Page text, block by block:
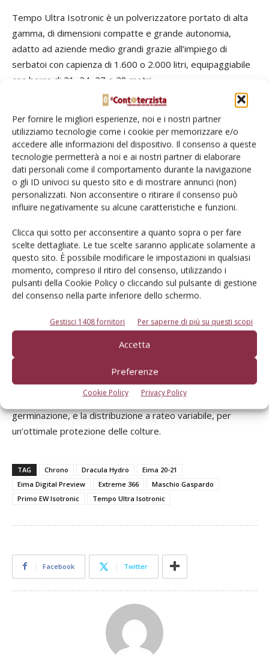
Per fornire le migliori esperienze, noi e i nostri partner
utilizziamo tecnologie come i cookie per memorizzare e/o
accedere alle informazioni del dispositivo. Il consenso a queste
tecnologie permetterà a noi e ai nostri partner di elaborare
dati personali come il comportamento durante la navigazione
o gli ID univoci su questo sito e di mostrare annunci (non)
personalizzati. Non acconsentire o ritirare il consenso può
influire negativamente su alcune caratteristiche e funzioni.
Clicca qui sotto per acconsentire a quanto sopra o per fare
scelte dettagliate. Le tue scelte saranno applicate solamente a
questo sito. È possibile modificare le impostazioni in qualsiasi
momento, compreso il ritiro del consenso, utilizzando i
pulsanti della Cookie Policy o cliccando sul pulsante di gestione
del consenso nella parte inferiore dello schermo.
Gestisci 1408 fornitori Per saperne di più su questi scopi
Accetta
Preferenze
Cookie Policy Privacy Policy
Tempo Ultra Isotronic è un polverizzatore portato di alta
gamma, di dimensioni compatte e grande autonomia,
adatto ad aziende medio grandi grazie all’impiego di
serbatoi con capienza di 1.600 o 2.000 litri, equipaggiabile
con barre di 21, 24, 27 e 28 metri.
Il pannello di utilizzo progettato per ridurre i tempi di
lavoro e facilitare le diverse operazioni è disponibile con
gestione manuale (Easy Pack) o elettronica (Professional
Pack). Con quest’ultima, i parametri e i cicli funzionali
vengono gestiti direttamente dal monitor in cabina in modo
efficace ed automatico. La barra irroratrice Ala 400 è
idraulica con geometrie variabili. La sequenza di
apertura/chiusura delle ali di sinistra e di destra avviene in
Tra i punti di forza il sistema di controllo automatico delle
sezioni, utile a evitare sia sovrapposizioni sia dosaggi
eccessivi, che potrebbero compromettere la
germinazione, e la distribuzione a rateo variabile, per
un’ottimale protezione delle colture.
TAG Chrono Dracula Hydro
Eima 20-21
Eima Digital Preview
Extreme 366
Maschio Gaspardo
Primo EW Isotronic
Tempo Ultra Isotronic
Facebook Twitter